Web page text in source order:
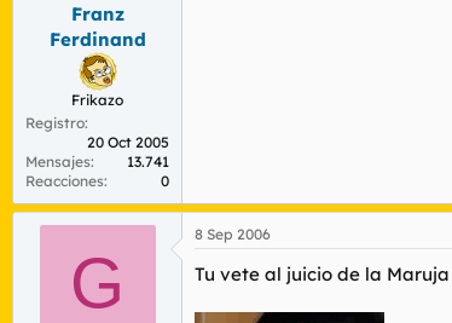
Franz
Ferdinand
Frikazo
Registro
20 Oct 2005
Mensajes
13.741
Reacciones
0
G
8 Sep 2006
Tu vete al juicio de la